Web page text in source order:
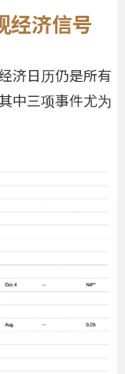
经济信号
济日历仍是所有
中三项事件尤为